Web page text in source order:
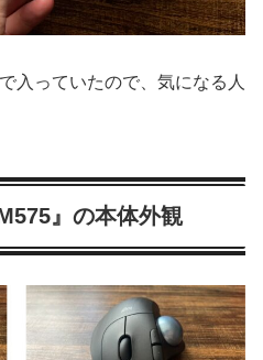
入っていたので、気になる人
』の本体外観